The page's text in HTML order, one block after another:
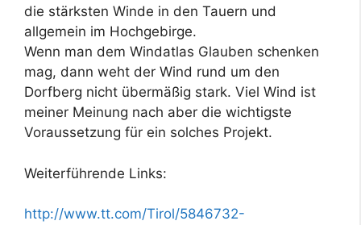
die stärksten Winde in den Tauern und
allgemein im Hochgebirge.
Wenn man dem Windatlas Glauben schenken
mag, dann weht der Wind rund um den
Dorfberg nicht übermäßig stark. Viel Wind ist
meiner Meinung nach aber die wichtigste
Voraussetzung für ein solches Projekt.
Weiterführende Links:
http://www.tt.com/Tirol/5846732-